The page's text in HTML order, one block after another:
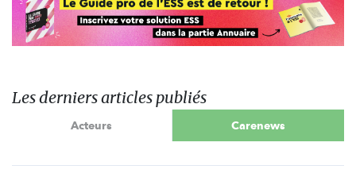
Les derniers articles publiés
Acteurs Carenews